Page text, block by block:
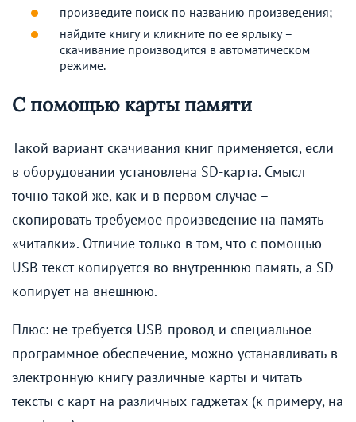
произведите поиск по названию произведения;
найдите книгу и кликните по ее ярлыку –
скачивание производится в автоматическом
режиме.
С помощью карты памяти
Такой вариант скачивания книг применяется, если
в оборудовании установлена SD-карта. Смысл
точно такой же, как и в первом случае –
скопировать требуемое произведение на память
«читалки». Отличие только в том, что с помощью
USB текст копируется во внутреннюю память, а SD
копирует на внешнюю.
Плюс: не требуется USB-провод и специальное
программное обеспечение, можно устанавливать в
электронную книгу различные карты и читать
тексты с карт на различных гаджетах (к примеру, на